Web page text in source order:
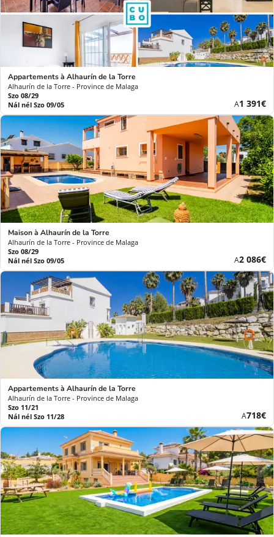
Appartements à Alhaurín de la Torre
Alhaurín de la Torre - Province de Malaga
Szo 08/29
Nál nél Szo 09/05
AÚj
ár
1 391€
Maison à Alhaurín de la Torre
Alhaurín de la Torre - Province de Malaga
Szo 08/29
Nál nél Szo 09/05
AÚj
ár
2 086€
Appartements à Alhaurín de la Torre
Alhaurín de la Torre - Province de Malaga
Szo 11/21
Nál nél Szo 11/28
AÚj
ár
718€